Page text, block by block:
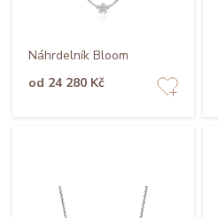
Náhrdelník Bloom
od 24 280 Kč